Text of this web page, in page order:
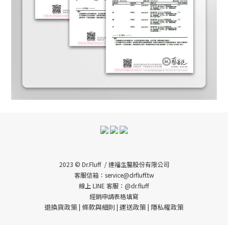
2023 © Dr.Fluff / 達福生醫股份有限公司
客服信箱：service@drfluff.tw
線上 LINE 客服：@dr.fluff
經銷申請表格填寫
退換貨政策| 條款與細則 | 運送政策| 隱私權政策